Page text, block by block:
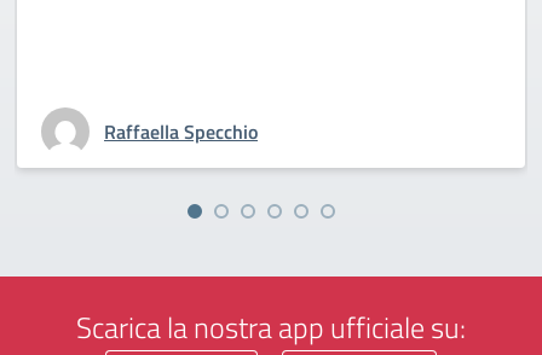
Raffaella Specchio
Scarica la nostra app ufficiale su: